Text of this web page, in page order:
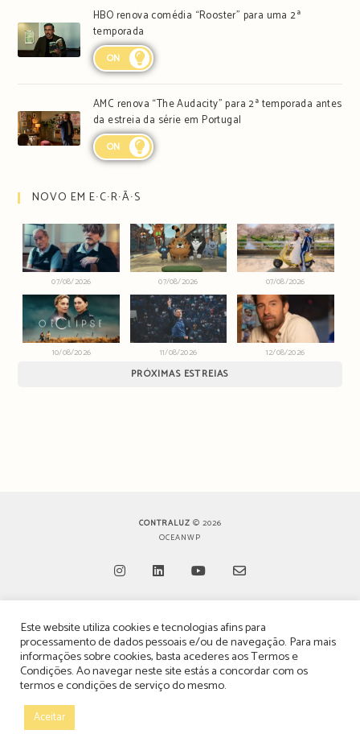
HBO renova comédia “Rooster” para uma 2ª
temporada
ON
AMC renova “The Audacity” para 2ª temporada antes
da estreia da série em Portugal
ON
NOVO EM E∙C∙R∙Ã∙S
07/08/2026 07/08/2026 07/08/2026
10/08/2026 11/08/2026 12/08/2026
PRÓXIMAS ESTREIAS
CONTRALUZ © 2026
OCEANWP
in
a
new
in
a
new
tab
in
a
new
in
a
new
TERMOS, CONDIÇÕES & POLÍTICA DE PRIVACIDADE
ESTATUTO EDITORIAL
POLÍTICA DE PUBLICIDADE E ANÚNCIOS
Este website utiliza cookies e tecnologias afins para
processamento de dados pessoais e/ou de navegação. Para mais
informações sobre cookies, basta acederes aosTermos e
Condições. Ao navegar neste site estás a concordar com os
termos e condições de serviço do mesmo.
Aceitar